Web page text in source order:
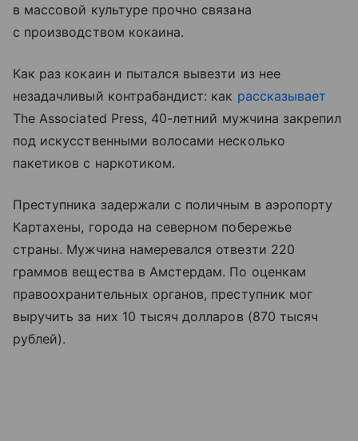
в массовой культуре прочно связана
с производством кокаина.
Как раз кокаин и пытался вывезти из нее
незадачливый контрабандист: как рассказывает
The Associated Press, 40-летний мужчина закрепил
под искусственными волосами несколько
пакетиков с наркотиком.
Преступника задержали с поличным в аэропорту
Картахены, города на северном побережье
страны. Мужчина намеревался отвезти 220
граммов вещества в Амстердам. По оценкам
правоохранительных органов, преступник мог
выручить за них 10 тысяч долларов (870 тысяч
рублей).